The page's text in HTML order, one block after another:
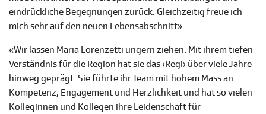
eindrückliche Begegnungen zurück. Gleichzeitig freue ich
mich sehr auf den neuen Lebensabschnitt».
«Wir lassen Maria Lorenzetti ungern ziehen. Mit ihrem tiefen
Verständnis für die Region hat sie das ‹Regi› über viele Jahre
hinweg geprägt. Sie führte ihr Team mit hohem Mass an
Kompetenz, Engagement und Herzlichkeit und hat so vielen
Kolleginnen und Kollegen ihre Leidenschaft für